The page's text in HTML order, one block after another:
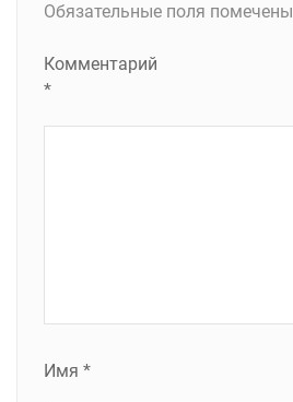
Обязательные поля помечены
Комментарий
*
Имя *